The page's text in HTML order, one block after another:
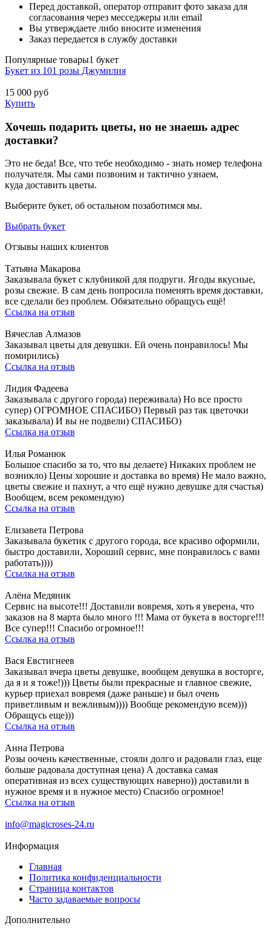
Перед доставкой, оператор отправит фото заказа для
согласования через месседжеры или email
Вы утверждаете либо вносите изменения
Заказ передается в службу доставки
Популярные товары1 букет
Букет из 101 розы Джумилия
15 000 руб
Купить
Хочешь подарить цветы, но не знаешь адрес
доставки?
Это не беда! Все, что тебе необходимо - знать номер телефона
получателя. Мы сами позвоним и тактично узнаем,
куда доставить цветы.
Выберите букет, об остальном позаботимся мы.
Выбрать букет
Отзывы наших клиентов
Татьяна Макарова
Заказывала букет с клубникой для подруги. Ягоды вкусные,
розы свежие. В сам день попросила поменять время доставки,
все сделали без проблем. Обязательно обращусь ещё!
Ссылка на отзыв
Вячеслав Алмазов
Заказывал цветы для девушки. Ей очень понравилось! Мы
помирились)
Ссылка на отзыв
Лидия Фадеева
Заказывала с другого города) переживала) Но все просто
супер) ОГРОМНОЕ СПАСИБО) Первый раз так цветочки
заказывала) И вы не подвели) СПАСИБО)
Ссылка на отзыв
Илья Романюк
Большое спасибо за то, что вы делаете) Никаких проблем не
возникло) Цены хорошие и доставка во время) Не мало важно,
цветы свежие и пахнут, а что ещё нужно девушке для счастья)
Вообщем, всем рекомендую)
Ссылка на отзыв
Елизавета Петрова
Заказывала букетик с другого города, все красиво оформили,
быстро доставили, Хороший сервис, мне понравилось с вами
работать))))
Ссылка на отзыв
Алёна Медяник
Сервис на высоте!!! Доставили вовремя, хоть я уверена, что
заказов на 8 марта было много !!! Мама от букета в восторге!!!
Все супер!!! Спасибо огромное!!!
Ссылка на отзыв
Вася Евстигнеев
Заказывал вчера цветы девушке, вообщем девушка в восторге,
да я и я тоже!))) Цветы были прекрасные и главное свежие,
курьер приехал вовремя (даже раньше) и был очень
приветливым и вежливым)))) Вообще рекомендую всем)))
Обращусь еще)))
Ссылка на отзыв
Анна Петрова
Розы оочень качественные, стояли долго и радовали глаз, еще
больше радовала доступная цена) А доставка самая
оперативная из всех существующих наверно)) доставили в
нужное время и в нужное место) Спасибо огромное!
Ссылка на отзыв
info@magicroses-24.ru
Информация
Главная
Политика конфиденциальности
Страница контактов
Часто задаваемые вопросы
Дополнительно